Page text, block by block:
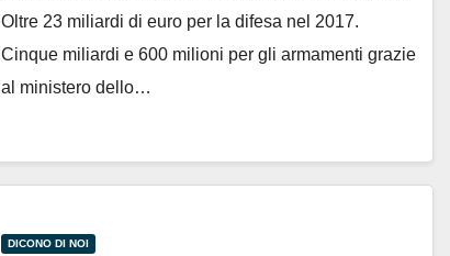
Oltre 23 miliardi di euro per la difesa nel 2017.
Cinque miliardi e 600 milioni per gli armamenti grazie
al ministero dello…
DICONO DI NOI